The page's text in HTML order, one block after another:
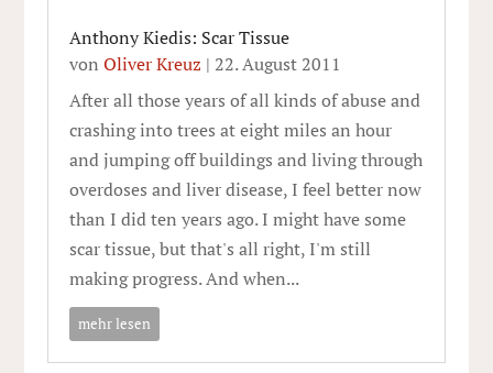
Anthony Kiedis: Scar Tissue
von Oliver Kreuz | 22. August 2011
After all those years of all kinds of abuse and
crashing into trees at eight miles an hour
and jumping off buildings and living through
overdoses and liver disease, I feel better now
than I did ten years ago. I might have some
scar tissue, but that's all right, I'm still
making progress. And when...
mehr lesen